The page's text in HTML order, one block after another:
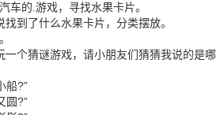
的.游戏，寻找水果卡片。
到了什么水果卡片，分类摆放。
个猜谜游戏，请小朋友们猜猜我说的是哪
?”
?”